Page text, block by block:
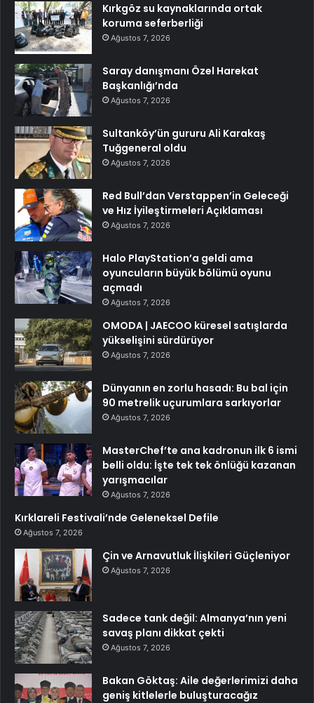
Kırkgöz su kaynaklarında ortak
koruma seferberliği
Ağustos 7, 2026
Saray danışmanı Özel Harekat
Başkanlığı’nda
Ağustos 7, 2026
Sultanköy’ün gururu Ali Karakaş
Tuğgeneral oldu
Ağustos 7, 2026
Red Bull’dan Verstappen’in Geleceği
ve Hız İyileştirmeleri Açıklaması
Ağustos 7, 2026
Halo PlayStation’a geldi ama
oyuncuların büyük bölümü oyunu
açmadı
Ağustos 7, 2026
OMODA | JAECOO küresel satışlarda
yükselişini sürdürüyor
Ağustos 7, 2026
Dünyanın en zorlu hasadı: Bu bal için
90 metrelik uçurumlara sarkıyorlar
Ağustos 7, 2026
MasterChef’te ana kadronun ilk 6 ismi
belli oldu: İşte tek tek önlüğü kazanan
yarışmacılar
Ağustos 7, 2026
Kırklareli Festivali’nde Geleneksel Defile
Ağustos 7, 2026
Çin ve Arnavutluk İlişkileri Güçleniyor
Ağustos 7, 2026
Sadece tank değil: Almanya’nın yeni
savaş planı dikkat çekti
Ağustos 7, 2026
Bakan Göktaş: Aile değerlerimizi daha
geniş kitlelerle buluşturacağız